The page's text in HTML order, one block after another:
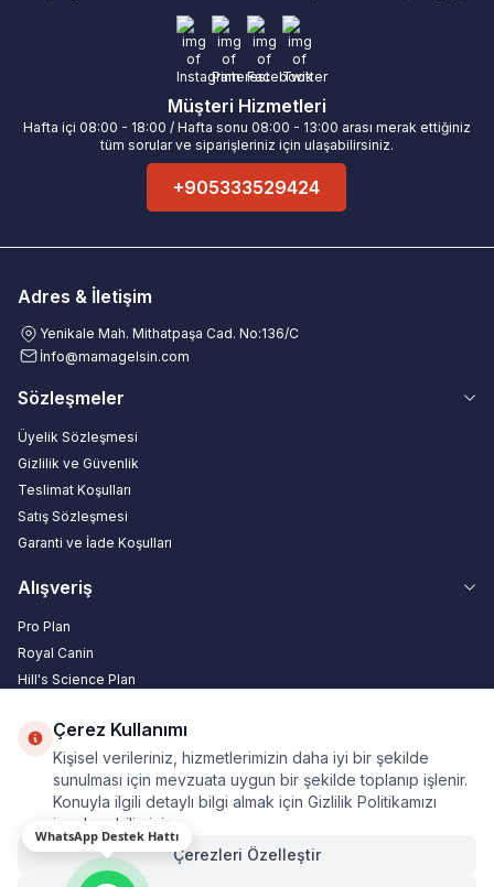
WhatsApp Destek Hattı
Müşteri Hizmetleri
Hafta içi 08:00 - 18:00 / Hafta sonu 08:00 - 13:00 arası merak ettiğiniz
tüm sorular ve siparişleriniz için ulaşabilirsiniz.
+905333529424
Adres & İletişim
Yenikale Mah. Mithatpaşa Cad. No:136/C
İnfo@mamagelsin.com
Sözleşmeler
Üyelik Sözleşmesi
Gizlilik ve Güvenlik
Teslimat Koşulları
Satış Sözleşmesi
Garanti ve İade Koşulları
Alışveriş
Pro Plan
Royal Canin
Hill's Science Plan
Bize Ulaşın
Açılış Kapanış Saatlerimiz
Hakkımızda
Hesap Numaralarımız
Çerez Kullanımı
Kişisel verileriniz, hizmetlerimizin daha iyi bir şekilde
sunulması için mevzuata uygun bir şekilde toplanıp işlenir.
Konuyla ilgili detaylı bilgi almak için Gizlilik Politikamızı
inceleyebilirsiniz.
Çerezleri Özelleştir